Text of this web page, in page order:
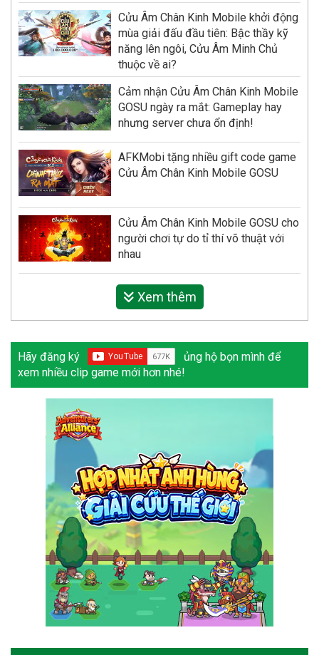
Cửu Âm Chân Kinh Mobile khởi động
mùa giải đấu đầu tiên: Bậc thầy kỹ
năng lên ngôi, Cửu Âm Minh Chủ
thuộc về ai?
Cảm nhận Cửu Âm Chân Kinh Mobile
GOSU ngày ra mắt: Gameplay hay
nhưng server chưa ổn định!
AFKMobi tặng nhiều gift code game
Cửu Âm Chân Kinh Mobile GOSU
Cửu Âm Chân Kinh Mobile GOSU cho
người chơi tự do tỉ thí võ thuật với
nhau
Xem thêm
Hãy đăng ký
ủng hộ bọn mình để
xem nhiều clip game mới hơn nhé!